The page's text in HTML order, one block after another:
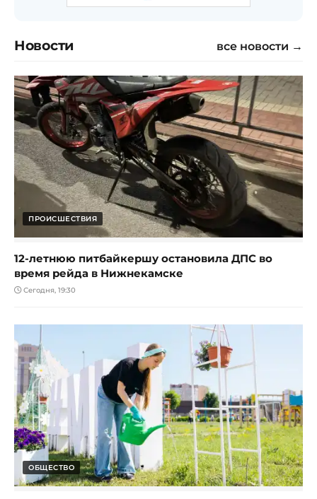
Новости все новости →
ПРОИСШЕСТВИЯ
12-летнюю питбайкершу остановила ДПС во
время рейда в Нижнекамске
Сегодня, 19:30
ОБЩЕСТВО